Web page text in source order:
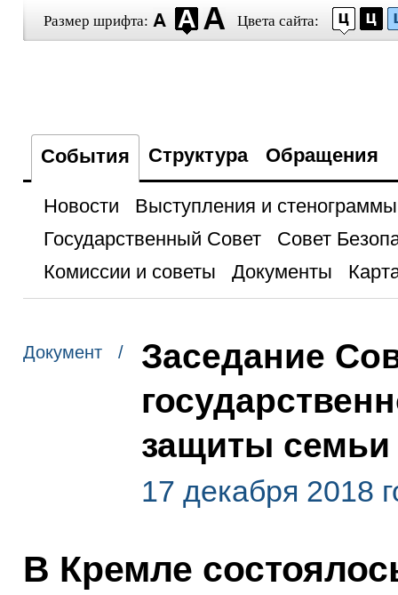
Размер шрифта: Цвета сайта:
События Структура Обращения
Новости
Выступления и стенограммы
Государственный Совет
Совет
Комиссии и советы
Документы
Документ /
Заседание
защиты семьи
17 декабря 2018
В Кремле